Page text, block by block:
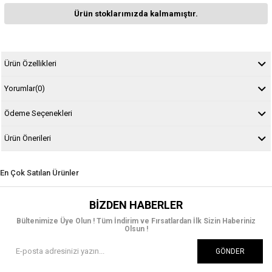
Ürün stoklarımızda kalmamıştır.
Ürün Özellikleri
Yorumlar(0)
Ödeme Seçenekleri
Ürün Önerileri
En Çok Satılan Ürünler
BIZDEN HABERLER
Bültenimize Üye Olun ! Tüm İndirim ve Fırsatlardan İlk Sizin Haberiniz
Olsun !
GÖNDER